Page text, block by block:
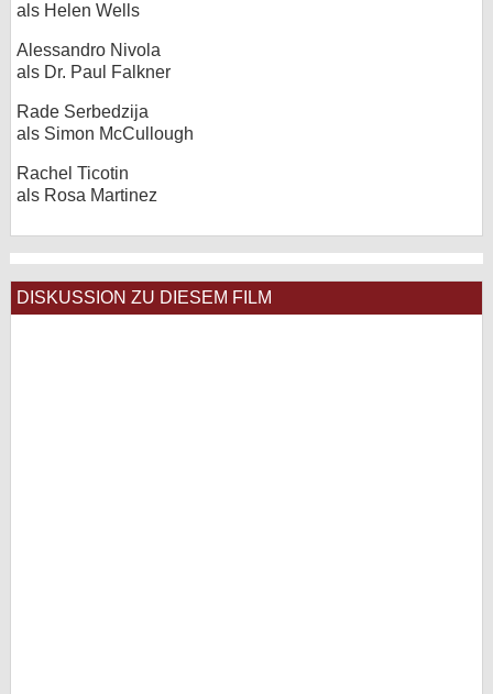
als Helen Wells
Alessandro Nivola
als Dr. Paul Falkner
Rade Serbedzija
als Simon McCullough
Rachel Ticotin
als Rosa Martinez
DISKUSSION ZU DIESEM FILM